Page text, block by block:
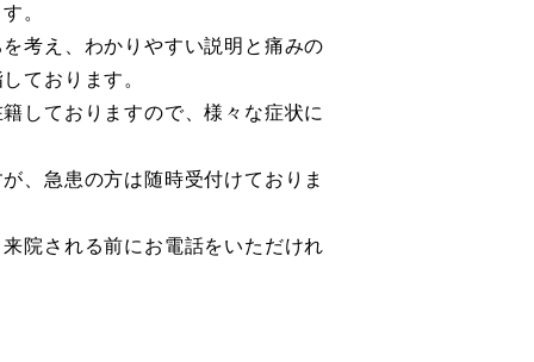
。
考え、わかりやすい説明と痛みの
ております。
しておりますので、様々な症状に
、急患の方は随時受付けておりま
院される前にお電話をいただけれ